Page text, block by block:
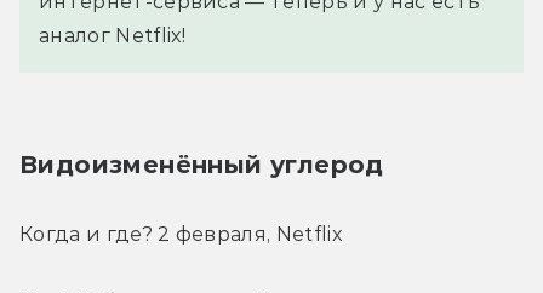
аналог Netflix!
Видоизменённый углерод
Когда и где? 2 февраля, Netflix